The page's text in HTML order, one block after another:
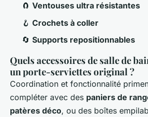
🧲 Ventouses ultra résistantes
🪝 Crochets à coller
🔄 Supports repositionnables
Quels accessoires de salle de
un porte-serviettes original ?
Coordination et fonctionnalité
compléter avec des paniers de
patères déco, ou des boîtes